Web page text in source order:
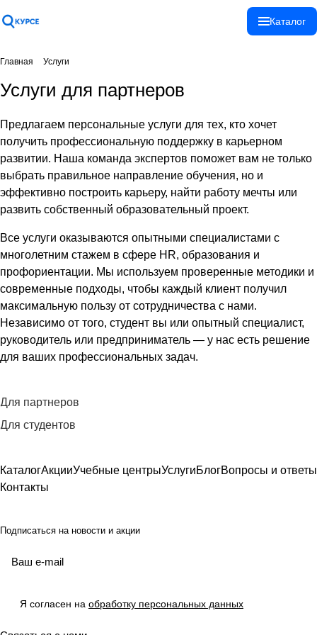
Каталог
Главная Услуги
Услуги для партнеров
Предлагаем персональные услуги для тех, кто хочет
получить профессиональную поддержку в карьерном
развитии. Наша команда экспертов поможет вам не только
выбрать правильное направление обучения, но и
эффективно построить карьеру, найти работу мечты или
развить собственный образовательный проект.
Все услуги оказываются опытными специалистами с
многолетним стажем в сфере HR, образования и
профориентации. Мы используем проверенные методики и
современные подходы, чтобы каждый клиент получил
максимальную пользу от сотрудничества с нами.
Независимо от того, студент вы или опытный специалист,
руководитель или предприниматель — у нас есть решение
для ваших профессиональных задач.
Для партнеров
Для студентов
КаталогАкцииУчебные центрыУслугиБлогВопросы и ответы
Контакты
Подписаться на новости и акции
Я согласен на обработку персональных данных
Закрыть